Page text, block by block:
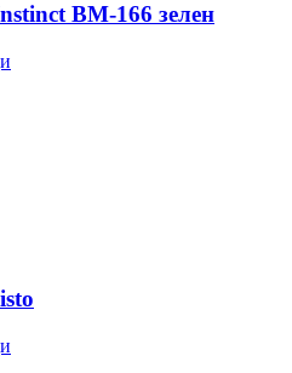
BM-166 зелен